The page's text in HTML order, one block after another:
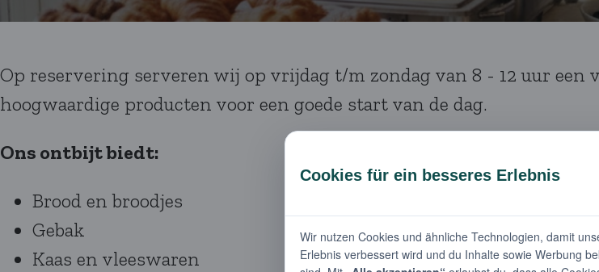
Op reservering serveren wij op vrijdag t/m zondag van 8 - 12 uur
hoogwaardige producten voor een goede start van de dag.
Ons ontbijt biedt:
Brood en broodjes
Gebak
Kaas en vleeswaren